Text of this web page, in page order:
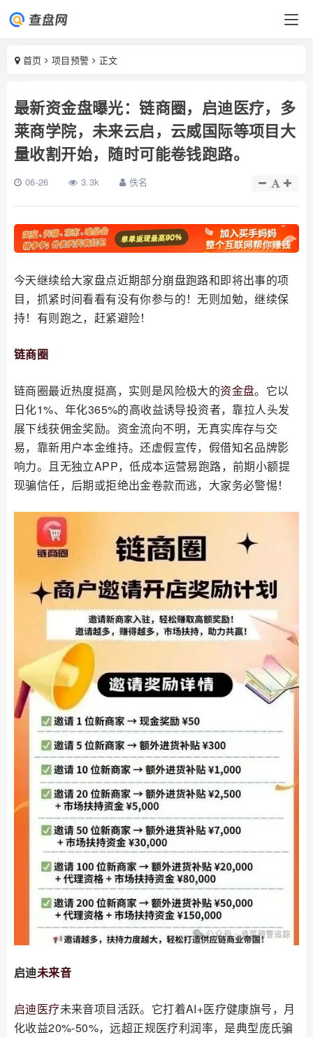
首页 项目预警 正文
最新资金盘曝光：链商圈，启迪医疗，多
莱商学院，未来云启，云威国际等项目大
量收割开始，随时可能卷钱跑路。
06-26 3.3k 佚名
今天继续给大家盘点近期部分崩盘跑路和即将出事的项
目，抓紧时间看看有没有你参与的！无则加勉，继续保
持！有则跑之，赶紧避险！
链商圈
链商圈最近热度挺高，实则是风险极大的资金盘。它以
日化1%、年化365%的高收益诱导投资者，靠拉人头发
展下线获佣金奖励。资金流向不明，无真实库存与交
易，靠新用户本金维持。还虚假宣传，假借知名品牌影
响力。且无独立APP，低成本运营易跑路，前期小额提
现骗信任，后期或拒绝出金卷款而逃，大家务必警惕！
启迪未来音
启迪医疗未来音项目活跃。它打着AI+医疗健康旗号，月
化收益20%-50%，远超正规医疗利润率，是典型庞氏骗